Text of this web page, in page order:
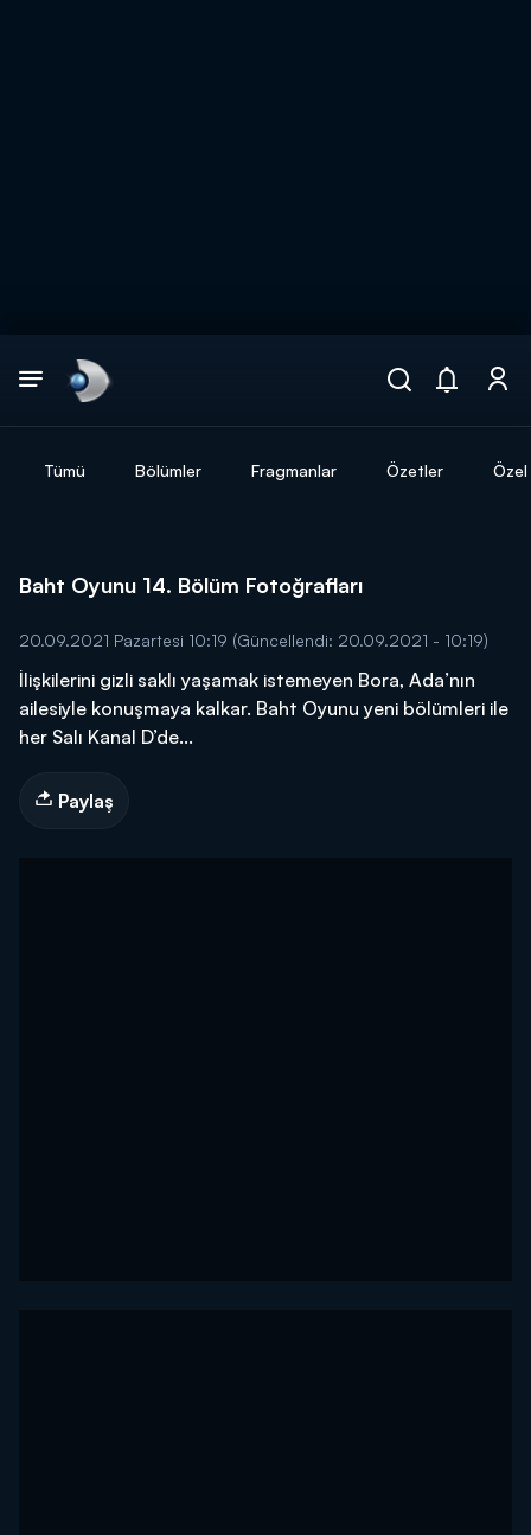
Tümü Bölümler Fragmanlar Özetler
Baht Oyunu 14. Bölüm Fotoğrafları
20.09.2021 Pazartesi 10:19 (Güncellendi: 20.09.2021 - 10:19)
İlişkilerini gizli saklı yaşamak istemeyen Bora, Ada’nın
ailesiyle konuşmaya kalkar. Baht Oyunu yeni bölümleri ile
her Salı Kanal D’de...
Paylaş